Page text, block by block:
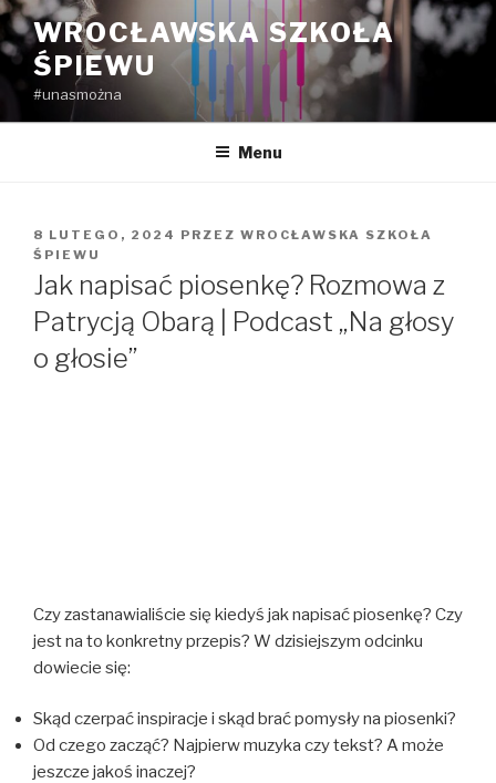
Przejdź
do
treści
WROCŁAWSKA SZKOŁA
ŚPIEWU
#unasmożna
Menu
OPUBLIKOWANE
W
8 LUTEGO, 2024 PRZEZ WROCŁAWSKA SZKOŁA
ŚPIEWU
Jak napisać piosenkę? Rozmowa z
Patrycją Obarą | Podcast „Na głosy
o głosie”
Czy zastanawialiście się kiedyś jak napisać piosenkę? Czy
jest na to konkretny przepis? W dzisiejszym odcinku
dowiecie się:
Skąd czerpać inspiracje i skąd brać pomysły na piosenki?
Od czego zacząć? Najpierw muzyka czy tekst? A może
jeszcze jakoś inaczej?